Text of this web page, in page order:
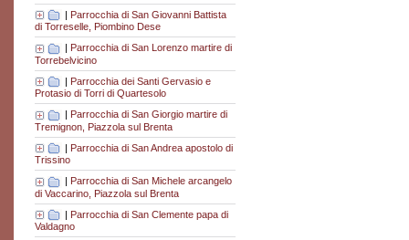
| Parrocchia di San Giovanni Battista
di Torreselle, Piombino Dese
| Parrocchia di San Lorenzo martire di
Torrebelvicino
| Parrocchia dei Santi Gervasio e
Protasio di Torri di Quartesolo
Parrocchia di San Giorgio martire di
Tremignon, Piazzola sul Brenta
| Parrocchia di San Andrea apostolo di
Trissino
Parrocchia di San Michele arcangelo
di Vaccarino, Piazzola sul Brenta
| Parrocchia di San Clemente papa di
Valdagno